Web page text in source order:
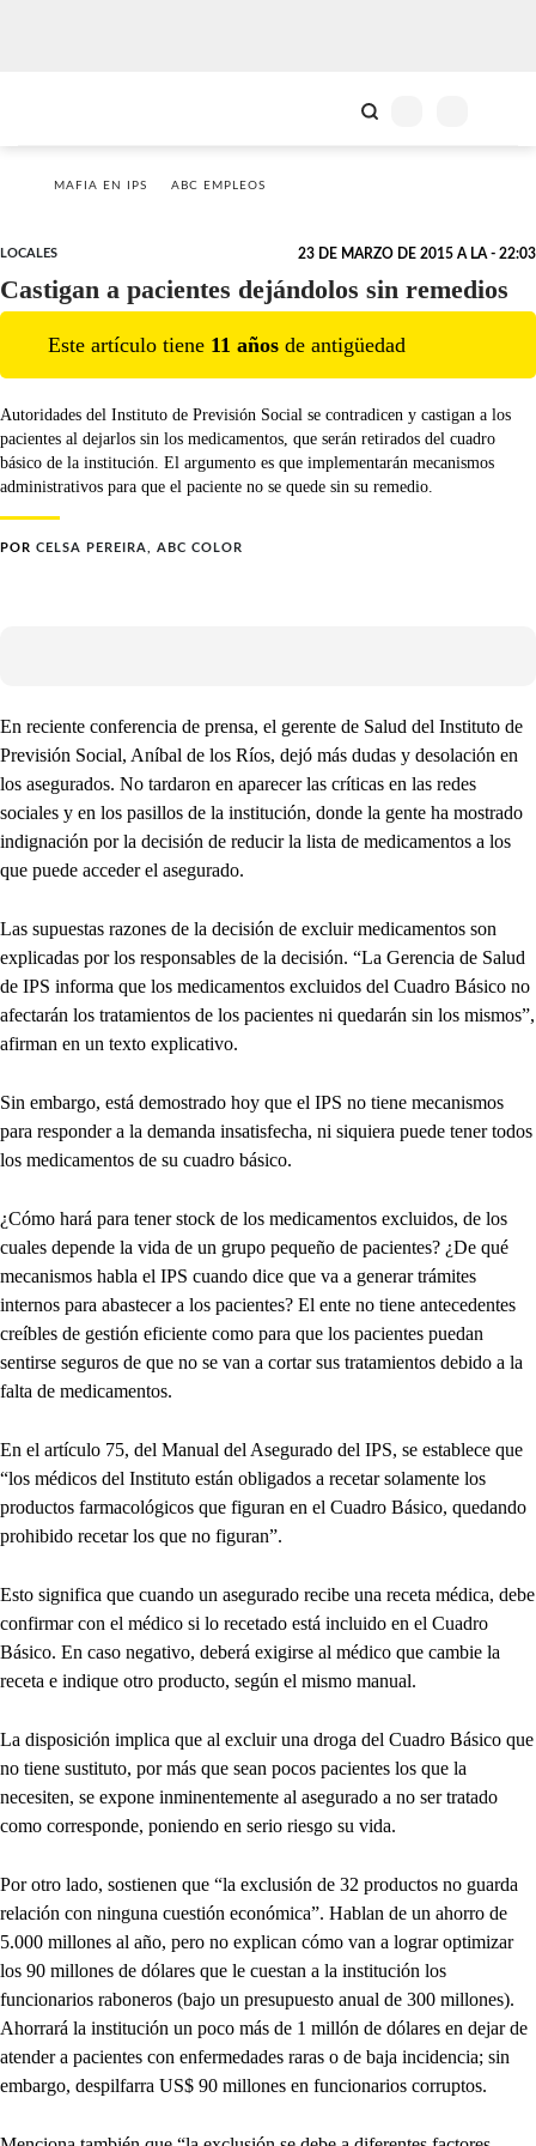
MAFIA EN IPS ABC EMPLEOS
LOCALES 23 DE MARZO DE 2015 A LA - 22:03
Castigan a pacientes dejándolos sin remedios
Este artículo tiene 11 años de antigüedad
Autoridades del Instituto de Previsión Social se contradicen y castigan a los
pacientes al dejarlos sin los medicamentos, que serán retirados del cuadro
básico de la institución. El argumento es que implementarán mecanismos
administrativos para que el paciente no se quede sin su remedio.
POR CELSA PEREIRA, ABC COLOR
En reciente conferencia de prensa, el gerente de Salud del Instituto de
Previsión Social, Aníbal de los Ríos, dejó más dudas y desolación en
los asegurados. No tardaron en aparecer las críticas en las redes
sociales y en los pasillos de la institución, donde la gente ha mostrado
indignación por la decisión de reducir la lista de medicamentos a los
que puede acceder el asegurado.
Las supuestas razones de la decisión de excluir medicamentos son
explicadas por los responsables de la decisión. “La Gerencia de Salud
de IPS informa que los medicamentos excluidos del Cuadro Básico no
afectarán los tratamientos de los pacientes ni quedarán sin los mismos”,
afirman en un texto explicativo.
Sin embargo, está demostrado hoy que el IPS no tiene mecanismos
para responder a la demanda insatisfecha, ni siquiera puede tener todos
los medicamentos de su cuadro básico.
¿Cómo hará para tener stock de los medicamentos excluidos, de los
cuales depende la vida de un grupo pequeño de pacientes? ¿De qué
mecanismos habla el IPS cuando dice que va a generar trámites
internos para abastecer a los pacientes? El ente no tiene antecedentes
creíbles de gestión eficiente como para que los pacientes puedan
sentirse seguros de que no se van a cortar sus tratamientos debido a la
falta de medicamentos.
En el artículo 75, del Manual del Asegurado del IPS, se establece que
“los médicos del Instituto están obligados a recetar solamente los
productos farmacológicos que figuran en el Cuadro Básico, quedando
prohibido recetar los que no figuran”.
Esto significa que cuando un asegurado recibe una receta médica, debe
confirmar con el médico si lo recetado está incluido en el Cuadro
Básico. En caso negativo, deberá exigirse al médico que cambie la
receta e indique otro producto, según el mismo manual.
La disposición implica que al excluir una droga del Cuadro Básico que
no tiene sustituto, por más que sean pocos pacientes los que la
necesiten, se expone inminentemente al asegurado a no ser tratado
como corresponde, poniendo en serio riesgo su vida.
Por otro lado, sostienen que “la exclusión de 32 productos no guarda
relación con ninguna cuestión económica”. Hablan de un ahorro de
5.000 millones al año, pero no explican cómo van a lograr optimizar
los 90 millones de dólares que le cuestan a la institución los
funcionarios raboneros (bajo un presupuesto anual de 300 millones).
Ahorrará la institución un poco más de 1 millón de dólares en dejar de
atender a pacientes con enfermedades raras o de baja incidencia; sin
embargo, despilfarra US$ 90 millones en funcionarios corruptos.